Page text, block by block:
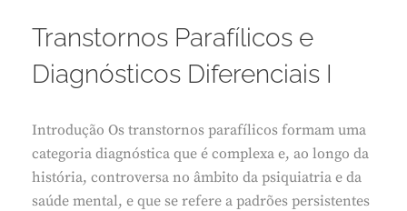
H
2
2
0
6
Transtornos Parafílicos e
Diagnósticos Diferenciais I
Introdução Os transtornos parafílicos formam uma
categoria diagnóstica que é complexa e, ao longo da
história, controversa no âmbito da psiquiatria e da
saúde mental, e que se refere a padrões persistentes